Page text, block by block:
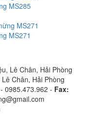
MS285
MS271
Lê Chân, Hải Phòng
Chân, Hải Phòng
0985.473.962 - Fax: